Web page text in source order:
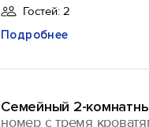
Гостей: 2
Подробнее
Семейный 2-
номер с тремя